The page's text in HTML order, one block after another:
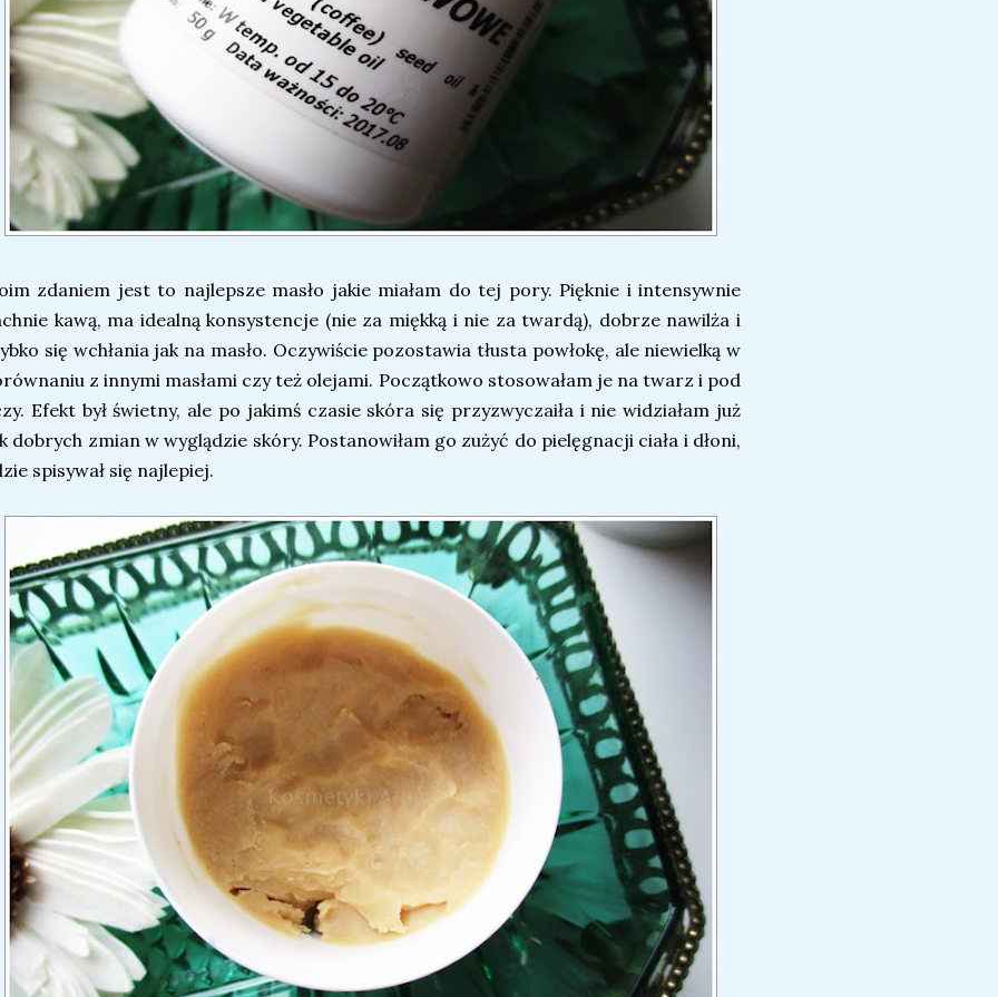
zdaniem jest to najlepsze masło jakie miałam do tej pory. Pięknie i intensywnie
kawą, ma idealną konsystencje (nie za miękką i nie za twardą), dobrze nawilża i
się wchłania jak na masło. Oczywiście pozostawia tłusta powłokę, ale niewielką w
z innymi masłami czy też olejami. Początkowo stosowałam je na twarz i pod
Efekt był świetny, ale po jakimś czasie skóra się przyzwyczaiła i nie widziałam już
dobrych zmian w wyglądzie skóry. Postanowiłam go zużyć do pielęgnacji ciała i dłoni,
spisywał się najlepiej.